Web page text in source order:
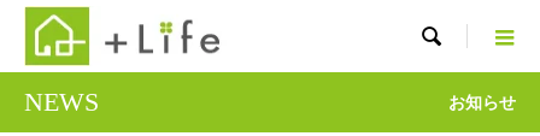

NEWS お知らせ